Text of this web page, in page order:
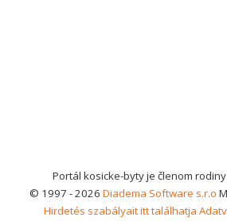
Portál kosicke-byty je členom rodiny
© 1997 - 2026 Diadema Software s.r.o
Hirdetés szabályait itt találhatja